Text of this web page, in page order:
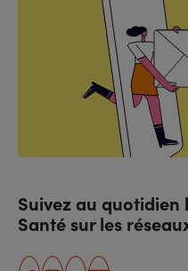
Suivez au quotidien
Santé sur les